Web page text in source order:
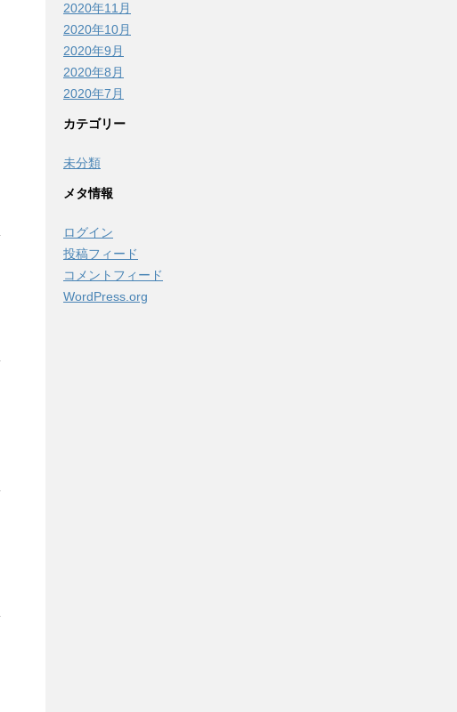
2020年11月
2020年10月
2020年9月
2020年8月
2020年7月
カテゴリー
未分類
メタ情報
ログイン
投稿フィード
コメントフィード
WordPress.org